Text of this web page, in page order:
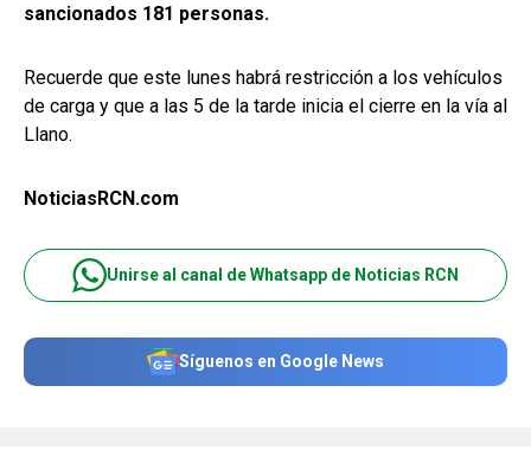
sancionados 181 personas.
Recuerde que este lunes habrá restricción a los vehículos
de carga y que a las 5 de la tarde inicia el cierre en la vía al
Llano.
NoticiasRCN.com
Unirse al canal de Whatsapp de Noticias RCN
Síguenos en Google News